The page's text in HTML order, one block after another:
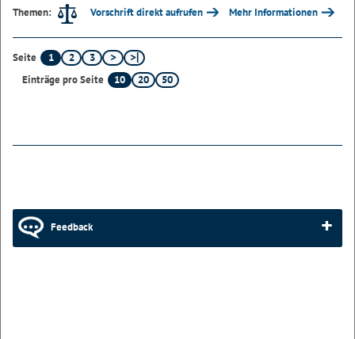
Themen:
Vorschrift direkt aufrufen Mehr Informationen
Seite 1 2
3
Einträge pro Seite
10 20 50
Feedback